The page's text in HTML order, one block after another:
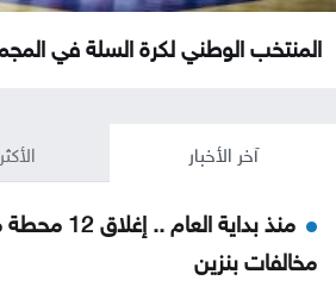
المنتخب الوطني لكرة السلة في
آخر الأخبار
منذ بداية
مخالفات بنزين